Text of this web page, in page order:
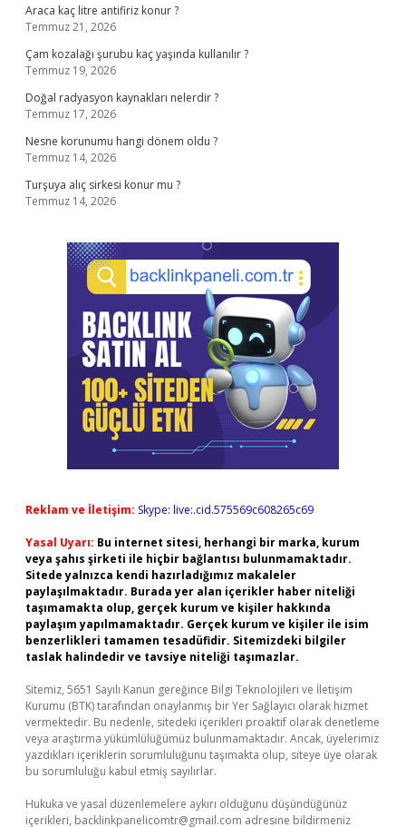
Araca kaç litre antifiriz konur ?
Temmuz 21, 2026
Çam kozalağı şurubu kaç yaşında kullanılır ?
Temmuz 19, 2026
Doğal radyasyon kaynakları nelerdir ?
Temmuz 17, 2026
Nesne korunumu hangi dönem oldu ?
Temmuz 14, 2026
Turşuya alıç sirkesi konur mu ?
Temmuz 14, 2026
Reklam ve İletişim: Skype: live:.cid.575569c608265c69
Yasal Uyarı: Bu internet sitesi, herhangi bir marka, kurum
veya şahıs şirketi ile hiçbir bağlantısı bulunmamaktadır.
Sitede yalnızca kendi hazırladığımız makaleler
paylaşılmaktadır. Burada yer alan içerikler haber niteliği
taşımamakta olup, gerçek kurum ve kişiler hakkında
paylaşım yapılmamaktadır. Gerçek kurum ve kişiler ile isim
benzerlikleri tamamen tesadüfidir. Sitemizdeki bilgiler
taslak halindedir ve tavsiye niteliği taşımazlar.
Sitemiz, 5651 Sayılı Kanun gereğince Bilgi Teknolojileri ve İletişim
Kurumu (BTK) tarafından onaylanmış bir Yer Sağlayıcı olarak hizmet
vermektedir. Bu nedenle, sitedeki içerikleri proaktif olarak denetleme
veya araştırma yükümlülüğümüz bulunmamaktadır. Ancak, üyelerimiz
yazdıkları içeriklerin sorumluluğunu taşımakta olup, siteye üye olarak
bu sorumluluğu kabul etmiş sayılırlar.
Hukuka ve yasal düzenlemelere aykırı olduğunu düşündüğünüz
içerikleri, backlinkpanelicomtr@gmail.com adresine bildirmeniz